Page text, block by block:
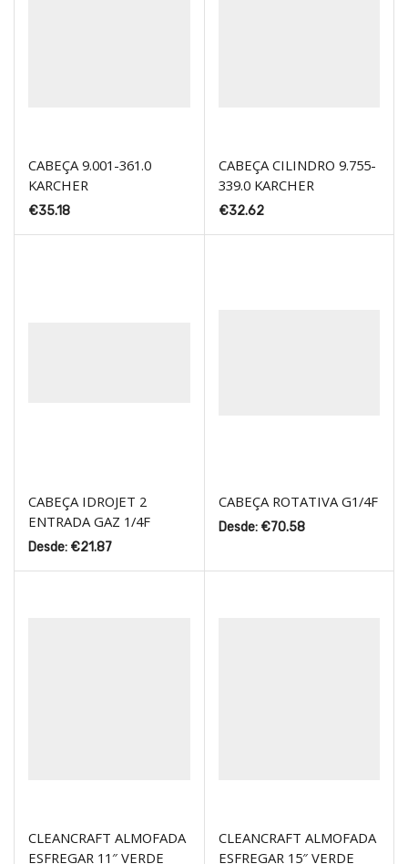
CABEÇA 9.001-361.0
KARCHER
€35.18
CABEÇA CILINDRO 9.755-
339.0 KARCHER
€32.62
CABEÇA IDROJET 2
ENTRADA GAZ 1/4F
Desde: €21.87
CABEÇA ROTATIVA G1/4F
Desde: €70.58
CLEANCRAFT ALMOFADA
ESFREGAR 11″ VERDE
CLEANCRAFT ALMOFADA
ESFREGAR 15″ VERDE